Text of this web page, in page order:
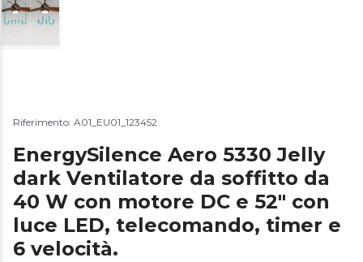
Riferimento: A01_EU01_123452
EnergySilence Aero 5330 Jelly
dark Ventilatore da soffitto da
40 W con motore DC e 52" con
luce LED, telecomando, timer e
6 velocità.